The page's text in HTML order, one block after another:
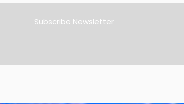
Subscribe Newsletter